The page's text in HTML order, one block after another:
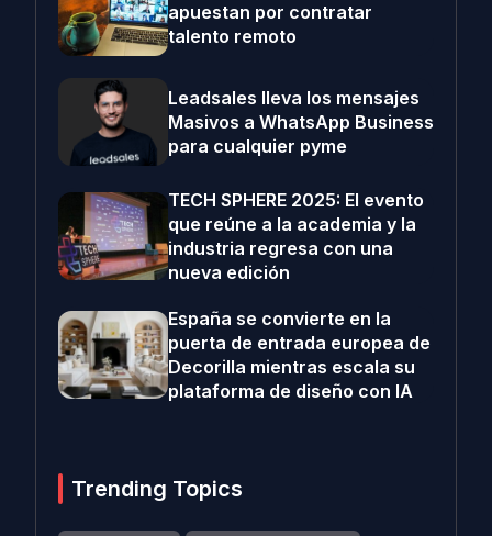
apuestan por contratar
talento remoto
Leadsales lleva los mensajes
Masivos a WhatsApp Business
para cualquier pyme
TECH SPHERE 2025: El evento
que reúne a la academia y la
industria regresa con una
nueva edición
España se convierte en la
puerta de entrada europea de
Decorilla mientras escala su
plataforma de diseño con IA
Trending Topics